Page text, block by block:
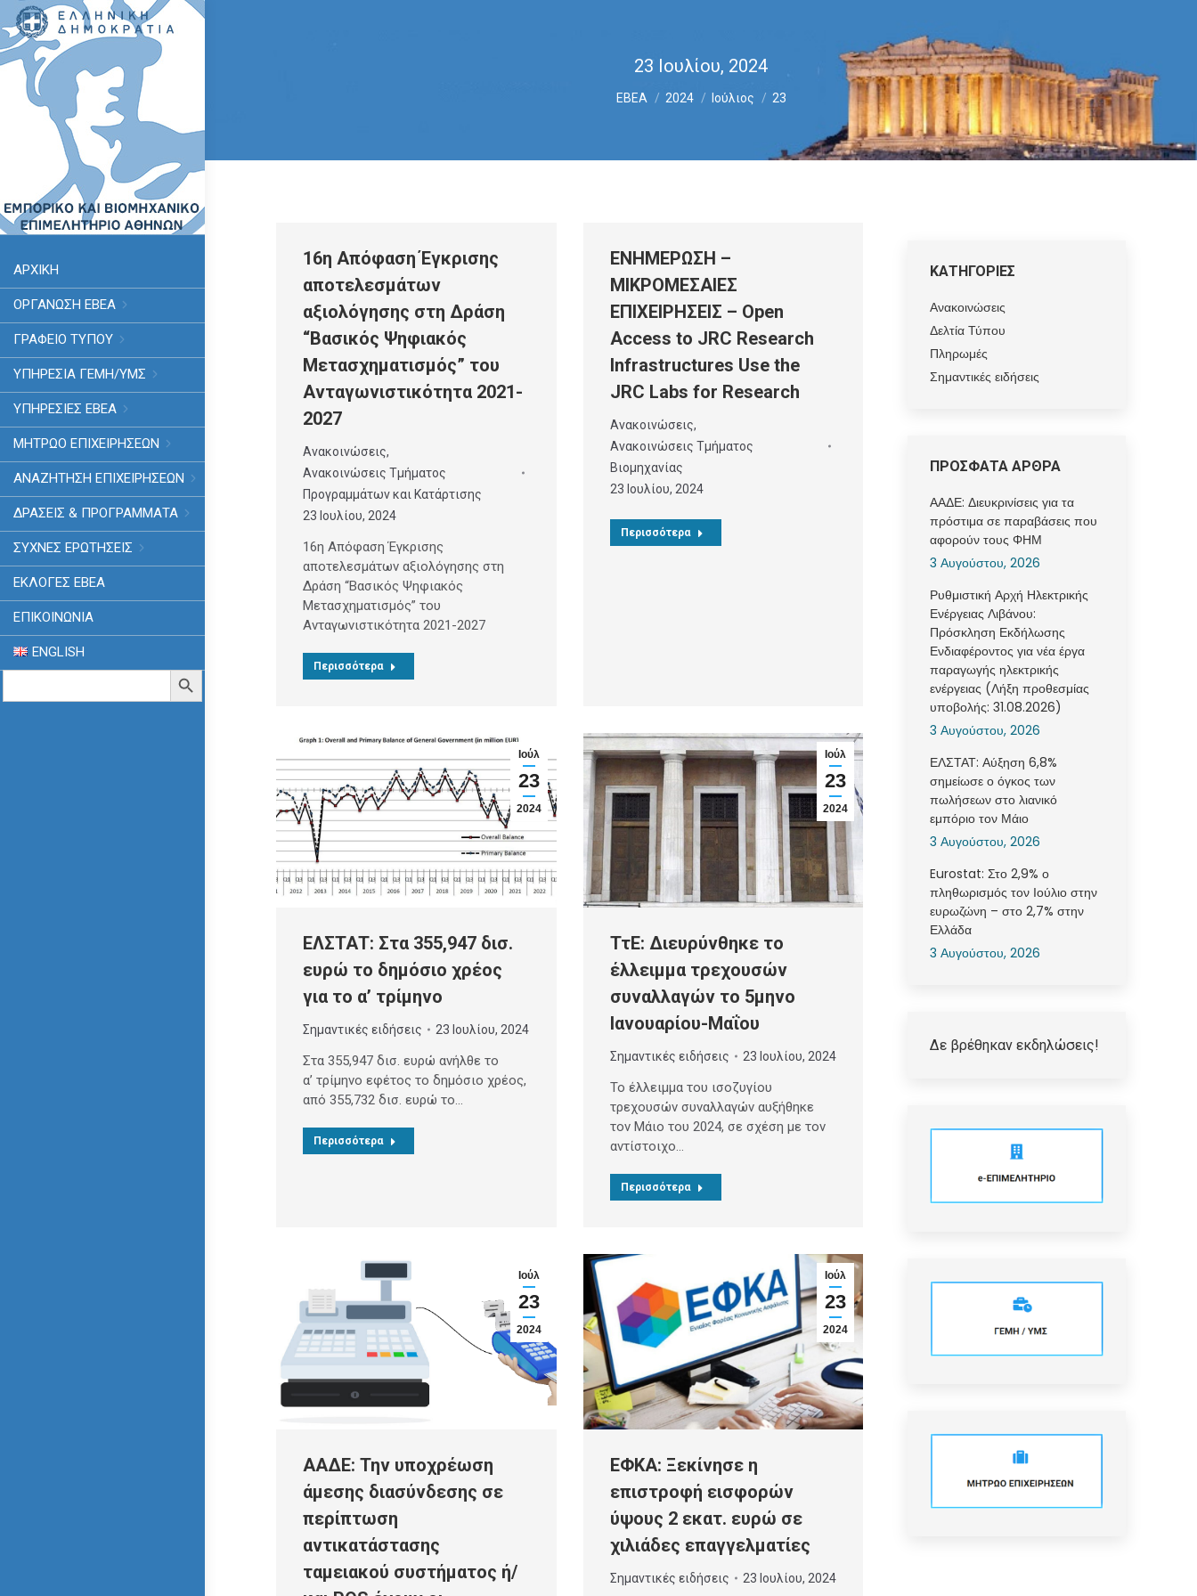
ΑΡΧΙΚΗ
ΟΡΓΑΝΩΣΗ ΕΒΕΑ
ΓΡΑΦΕΙΟ ΤΥΠΟΥ
ΥΠΗΡΕΣΊΑ ΓΕΜΗ/ΥΜΣ
ΥΠΗΡΕΣΙΕΣ ΕΒΕΑ
ΜΗΤΡΩΟ ΕΠΙΧΕΙΡΗΣΕΩΝ
ΑΝΑΖΗΤΗΣΗ ΕΠΙΧΕΙΡΗΣΕΩΝ
ΔΡΑΣΕΙΣ & ΠΡΟΓΡΑΜΜΑΤΑ
ΣΥΧΝΕΣ ΕΡΩΤΗΣΕΙΣ
ΕΚΛΟΓΈΣ ΕΒΕΑ
ΕΠΙΚΟΙΝΩΝΙΑ
ENGLISH
Search
Search Button
23 Ιουλίου, 2024
You are here:
ΕΒΕΑ 2024 Ιούλιος 23
16η Απόφαση Έγκρισης
αποτελεσμάτων
αξιολόγησης στη Δράση
“Βασικός Ψηφιακός
Μετασχηματισμός” του
Ανταγωνιστικότητα 2021-
2027
Ανακοινώσεις,
Ανακοινώσεις Τμήματος
Προγραμμάτων και Κατάρτισης
23 Ιουλίου, 2024
16η Απόφαση Έγκρισης
αποτελεσμάτων αξιολόγησης στη
Δράση “Βασικός Ψηφιακός
Μετασχηματισμός” του
Ανταγωνιστικότητα 2021-2027
Περισσότερα
ΕΝΗΜΕΡΩΣΗ –
ΜΙΚΡΟΜΕΣΑΙΕΣ
ΕΠΙΧΕΙΡΗΣΕΙΣ – Open
Access to JRC Research
Infrastructures Use the
JRC Labs for Research
Ανακοινώσεις,
Ανακοινώσεις Τμήματος
Βιομηχανίας
23 Ιουλίου, 2024
Περισσότερα
Ιούλ
23
2024
ΕΛΣΤΑΤ: Στα 355,947 δισ.
ευρώ το δημόσιο χρέος
για το α’ τρίμηνο
Σημαντικές ειδήσεις 23 Ιουλίου, 2024
Στα 355,947 δισ. ευρώ ανήλθε το
α’ τρίμηνο εφέτος το δημόσιο χρέος,
από 355,732 δισ. ευρώ το…
Περισσότερα
Ιούλ
23
2024
ΤτΕ: Διευρύνθηκε το
έλλειμμα τρεχουσών
συναλλαγών το 5μηνο
Ιανουαρίου-Μαΐου
Σημαντικές ειδήσεις 23 Ιουλίου, 2024
Το έλλειμμα του ισοζυγίου
τρεχουσών συναλλαγών αυξήθηκε
τον Μάιο του 2024, σε σχέση με τον
αντίστοιχο…
Περισσότερα
Ιούλ
23
2024
ΑΑΔΕ: Την υποχρέωση
άμεσης διασύνδεσης σε
περίπτωση
αντικατάστασης
ταμειακού συστήματος ή/
Ιούλ
23
2024
ΕΦΚΑ: Ξεκίνησε η
επιστροφή εισφορών
ύψους 2 εκατ. ευρώ σε
χιλιάδες επαγγελματίες
Σημαντικές ειδήσεις 23 Ιουλίου, 2024
ΚΑΤΗΓΟΡΙΕΣ
Ανακοινώσεις
Δελτία Τύπου
Πληρωμές
Σημαντικές ειδήσεις
ΠΡΟΣΦΑΤΑ ΑΡΘΡΑ
ΑΑΔΕ: Διευκρινίσεις για τα
πρόστιμα σε παραβάσεις που
αφορούν τους ΦΗΜ
3 Αυγούστου, 2026
Ρυθμιστική Αρχή Ηλεκτρικής
Ενέργειας Λιβάνου:
Πρόσκληση Εκδήλωσης
Ενδιαφέροντος για νέα έργα
παραγωγής ηλεκτρικής
ενέργειας (Λήξη προθεσμίας
υποβολής: 31.08.2026)
3 Αυγούστου, 2026
ΕΛΣΤΑΤ: Αύξηση 6,8%
σημείωσε ο όγκος των
πωλήσεων στο λιανικό
εμπόριο τον Μάιο
3 Αυγούστου, 2026
Eurostat: Στο 2,9% ο
πληθωρισμός τον Ιούλιο στην
ευρωζώνη – στο 2,7% στην
Ελλάδα
3 Αυγούστου, 2026
Δε βρέθηκαν εκδηλώσεις!